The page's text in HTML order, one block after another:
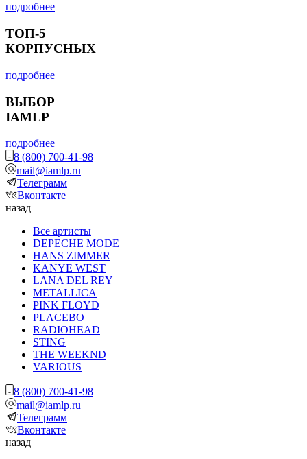
подробнее
ТОП-5
КОРПУСНЫХ
подробнее
ВЫБОР
IAMLP
подробнее
8 (800) 700-41-98
mail@iamlp.ru
Телеграмм
Вконтакте
назад
Все артисты
DEPECHE MODE
HANS ZIMMER
KANYE WEST
LANA DEL REY
METALLICA
PINK FLOYD
PLACEBO
RADIOHEAD
STING
THE WEEKND
VARIOUS
8 (800) 700-41-98
mail@iamlp.ru
Телеграмм
Вконтакте
назад